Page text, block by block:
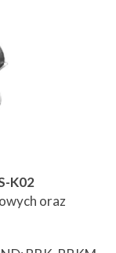
K02
oraz